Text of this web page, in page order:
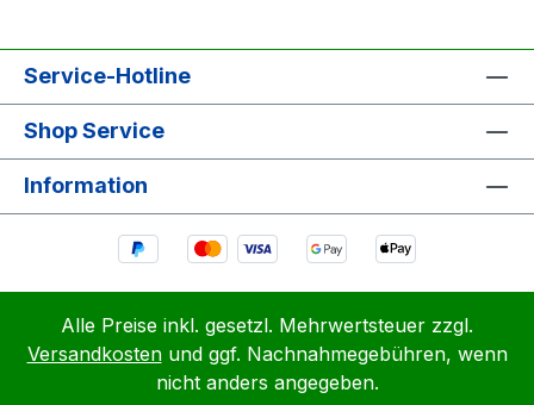
Service-Hotline
Shop Service
Information
Alle Preise inkl. gesetzl. Mehrwertsteuer zzgl.
Versandkostenund ggf. Nachnahmegebühren, wenn
nicht anders angegeben.